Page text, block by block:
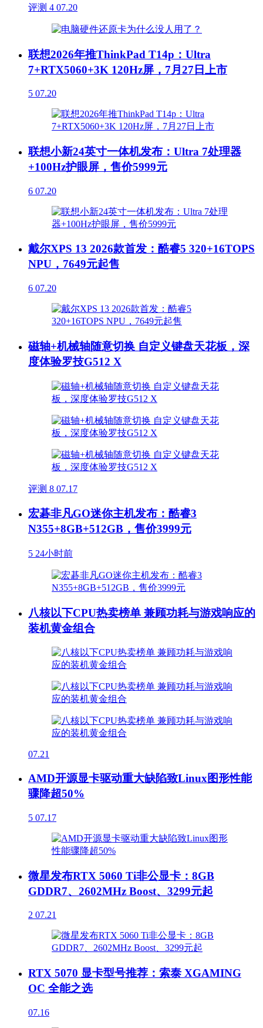
评测 4 07.20
联想2026年推ThinkPad T14p：Ultra
7+RTX5060+3K 120Hz屏，7月27日上市
5 07.20
联想小新24英寸一体机发布：Ultra 7处理器
+100Hz护眼屏，售价5999元
6 07.20
戴尔XPS 13 2026款首发：酷睿5 320+16TOPS
NPU，7649元起售
6 07.20
磁轴+机械轴随意切换 自定义键盘天花板，深
度体验罗技G512 X
评测 8 07.17
宏碁非凡GO迷你主机发布：酷睿3
N355+8GB+512GB，售价3999元
5 24小时前
八核以下CPU热卖榜单 兼顾功耗与游戏响应的
装机黄金组合
07.21
AMD开源显卡驱动重大缺陷致Linux图形性能
骤降超50%
5 07.17
微星发布RTX 5060 Ti非公显卡：8GB
GDDR7、2602MHz Boost、3299元起
2 07.21
RTX 5070 显卡型号推荐：索泰 XGAMING
OC 全能之选
07.16